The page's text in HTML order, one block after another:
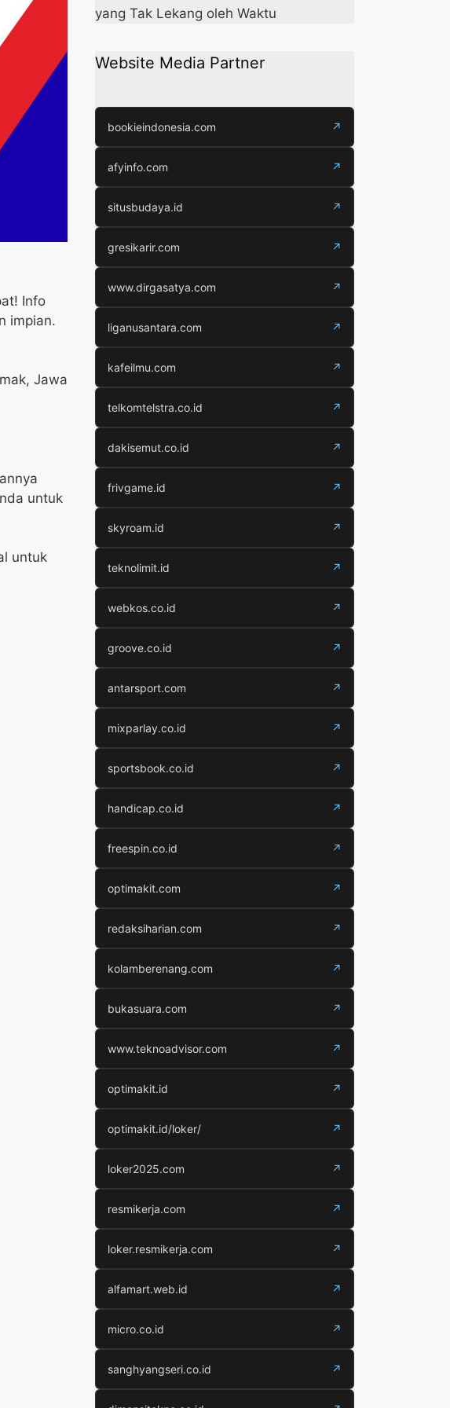
Info
impian.
Jawa
untuk
untuk
yang Tak Lekang oleh Waktu
Website Media Partner
bookieindonesia.com ↗
afyinfo.com ↗
situsbudaya.id ↗
gresikarir.com ↗
www.dirgasatya.com ↗
liganusantara.com ↗
kafeilmu.com ↗
telkomtelstra.co.id ↗
dakisemut.co.id ↗
frivgame.id ↗
skyroam.id ↗
teknolimit.id ↗
webkos.co.id ↗
groove.co.id ↗
antarsport.com ↗
mixparlay.co.id ↗
sportsbook.co.id ↗
handicap.co.id ↗
freespin.co.id ↗
optimakit.com ↗
redaksiharian.com ↗
kolamberenang.com ↗
bukasuara.com ↗
www.teknoadvisor.com ↗
optimakit.id ↗
optimakit.id/loker/ ↗
loker2025.com ↗
resmikerja.com ↗
loker.resmikerja.com ↗
alfamart.web.id ↗
micro.co.id ↗
sanghyangseri.co.id ↗